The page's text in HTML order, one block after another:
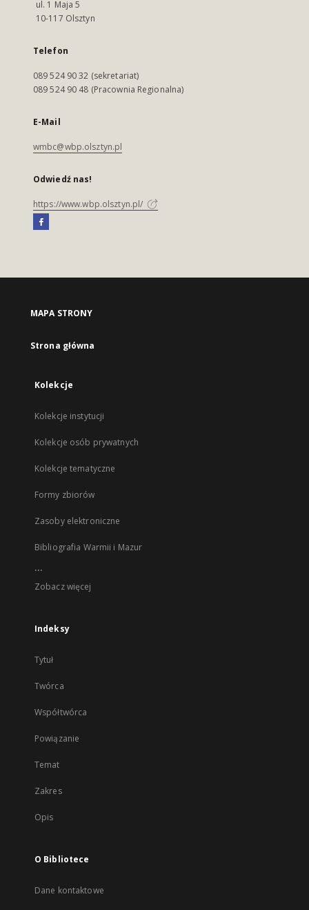
ul. 1 Maja 5
10-117 Olsztyn
Telefon
089 524 90 32 (sekretariat)
089 524 90 48 (Pracownia Regionalna)
E-Mail
wmbc@wbp.olsztyn.pl
Odwiedź nas!
https://www.wbp.olsztyn.pl/
MAPA STRONY
Strona główna
Kolekcje
Kolekcje instytucji
Kolekcje osób prywatnych
Kolekcje tematyczne
Formy zbiorów
Zasoby elektroniczne
Bibliografia Warmii i Mazur
...
Zobacz więcej
Indeksy
Tytuł
Twórca
Współtwórca
Powiązanie
Temat
Zakres
Opis
O Bibliotece
Dane kontaktowe